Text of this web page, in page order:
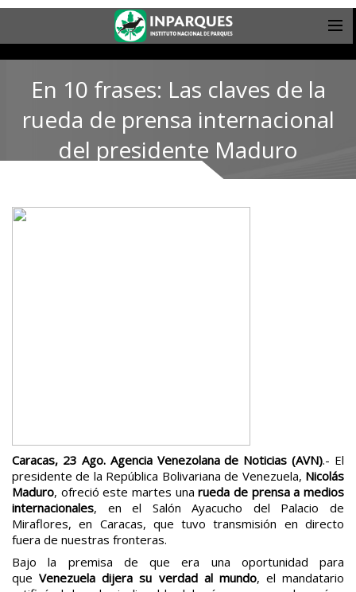
En 10 frases: Las claves de la
rueda de prensa internacional
del presidente Maduro
Caracas, 23 Ago. Agencia Venezolana de Noticias (AVN).- El
presidente de la República Bolivariana de Venezuela, Nicolás
Maduro, ofreció este martes unarueda de prensa a medios
internacionales, en el Salón Ayacucho del Palacio de
Miraflores, en Caracas, que tuvo transmisión en directo
fuera de nuestras fronteras.
Bajo la premisa de que era una oportunidad para
queVenezuela dijera su verdad al mundo, el mandatario